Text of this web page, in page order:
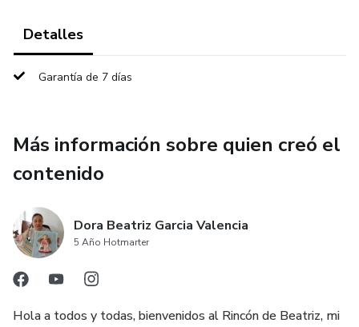
Detalles
Garantía de 7 días
Más información sobre quien creó el
contenido
Dora Beatriz Garcia Valencia
5 Año Hotmarter
Hola a todos y todas, bienvenidos al Rincón de Beatriz, mi